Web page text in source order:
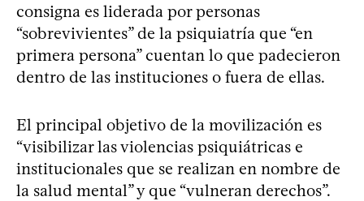
consigna es liderada por personas
“sobrevivientes” de la psiquiatría que “en
primera persona” cuentan lo que padecieron
dentro de las instituciones o fuera de ellas.
El principal objetivo de la movilización es
“visibilizar las violencias psiquiátricas e
institucionales que se realizan en nombre de
la salud mental” y que “vulneran derechos”.